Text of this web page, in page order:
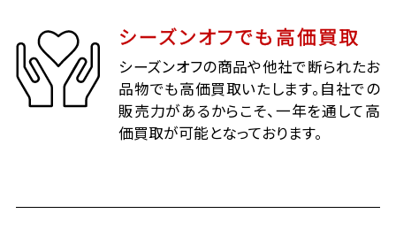
シーズンオフでも高価買取
シーズンオフの商品や他社で断られたお
品物でも高価買取いたします。自社での
販売力があるからこそ、一年を通して高
価買取が可能となっております。